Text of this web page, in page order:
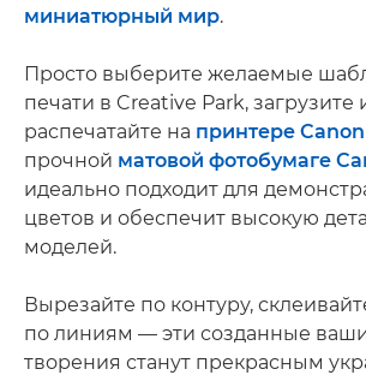
миниатюрный мир.
Просто выберите желаемые
печати в Creative Park, загрузите
распечатайте на принтере
прочной матовой фотобумаге
идеально подходит для
цветов и обеспечит высокую
моделей.
Вырезайте по контуру,
по линиям — эти созданные
творения станут прекрасным